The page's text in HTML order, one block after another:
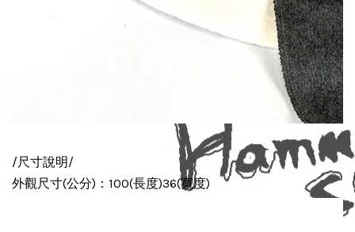
/尺寸說明/
外觀尺寸(公分)：100(長度)36(寬度)